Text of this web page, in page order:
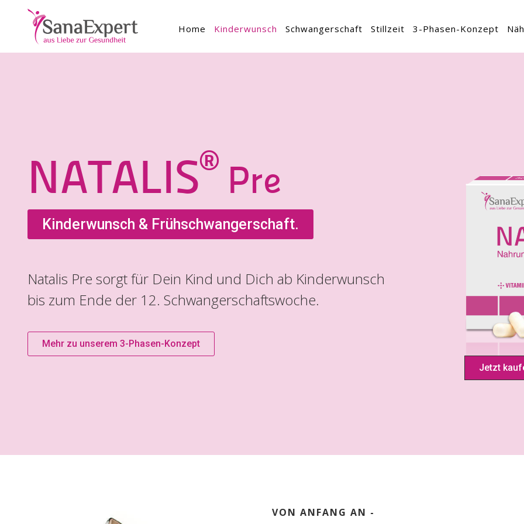
Home Kinderwunsch Schwangerschaft Stillzeit 3-Phasen-Konzept
NATALIS® Pre
Kinderwunsch & Frühschwangerschaft.
Natalis Pre sorgt für Dein Kind und Dich ab Kinderwunsch
bis zum Ende der 12. Schwangerschaftswoche.
Mehr zu unserem 3-Phasen-Konzept
Jetzt
VON ANFANG AN -